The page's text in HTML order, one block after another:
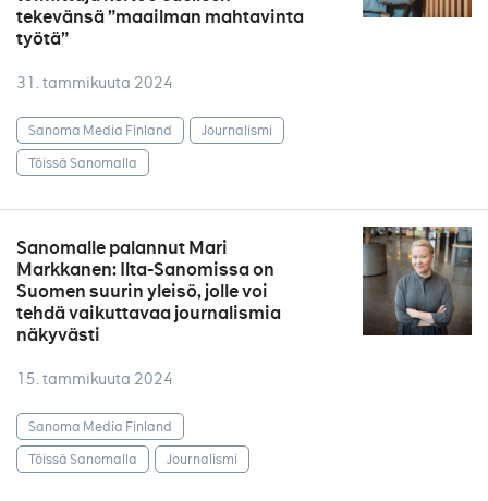
tekevänsä ”maailman mahtavinta
työtä”
31. tammikuuta 2024
Sanoma Media Finland
Journalismi
Töissä Sanomalla
Sanomalle palannut Mari
Markkanen: Ilta-Sanomissa on
Suomen suurin yleisö, jolle voi
tehdä vaikuttavaa journalismia
näkyvästi
15. tammikuuta 2024
Sanoma Media Finland
Töissä Sanomalla
Journalismi